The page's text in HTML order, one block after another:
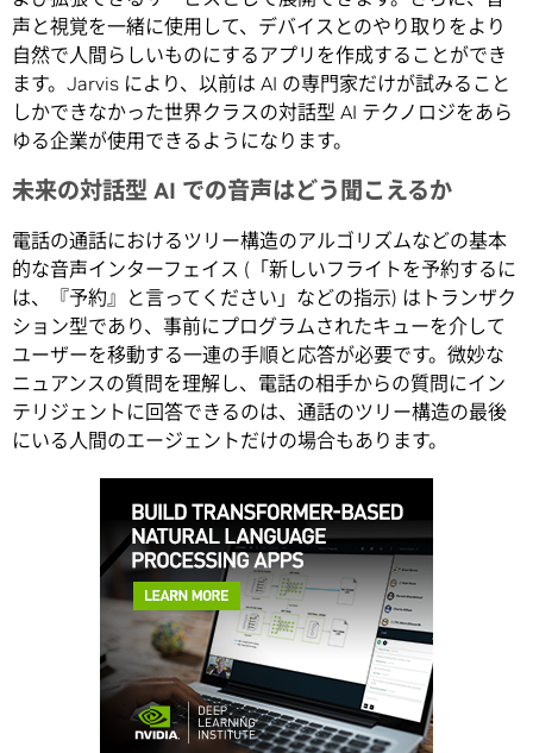
声と視覚を一緒に使用して、デバイスとのやり取りをより
自然で人間らしいものにするアプリを作成することができ
ます。Jarvis により、以前は AI の専門家だけが試みること
しかできなかった世界クラスの対話型 AI テクノロジをあら
ゆる企業が使用できるようになります。
未来の対話型 AI での音声はどう聞こえるか
電話の通話におけるツリー構造のアルゴリズムなどの基本
的な音声インターフェイス (「新しいフライトを予約するに
は、『予約』と言ってください」などの指示) はトランザク
ション型であり、事前にプログラムされたキューを介して
ユーザーを移動する一連の手順と応答が必要です。微妙な
ニュアンスの質問を理解し、電話の相手からの質問にイン
テリジェントに回答できるのは、通話のツリー構造の最後
にいる人間のエージェントだけの場合もあります。